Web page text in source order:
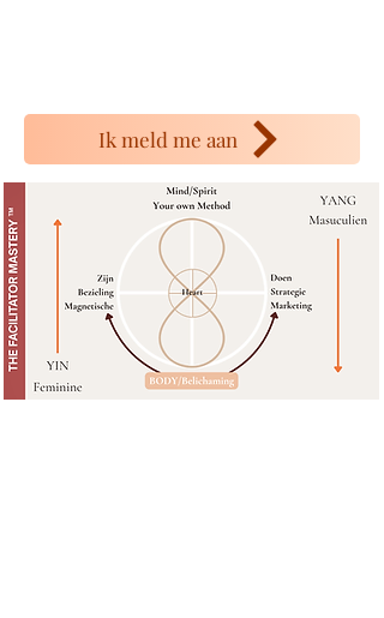
Ik meld me aan